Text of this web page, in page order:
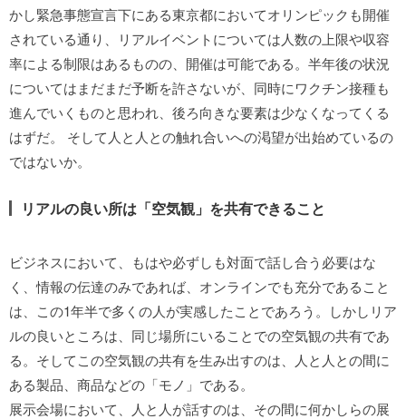
かし緊急事態宣言下にある東京都においてオリンピックも開催
されている通り、リアルイベントについては人数の上限や収容
率による制限はあるものの、開催は可能である。半年後の状況
についてはまだまだ予断を許さないが、同時にワクチン接種も
進んでいくものと思われ、後ろ向きな要素は少なくなってくる
はずだ。 そして人と人との触れ合いへの渇望が出始めているの
ではないか。
リアルの良い所は「空気観」を共有できること
ビジネスにおいて、もはや必ずしも対面で話し合う必要はな
く、情報の伝達のみであれば、オンラインでも充分であること
は、この1年半で多くの人が実感したことであろう。しかしリア
ルの良いところは、同じ場所にいることでの空気観の共有であ
る。そしてこの空気観の共有を生み出すのは、人と人との間に
ある製品、商品などの「モノ」である。
展示会場において、人と人が話すのは、その間に何かしらの展